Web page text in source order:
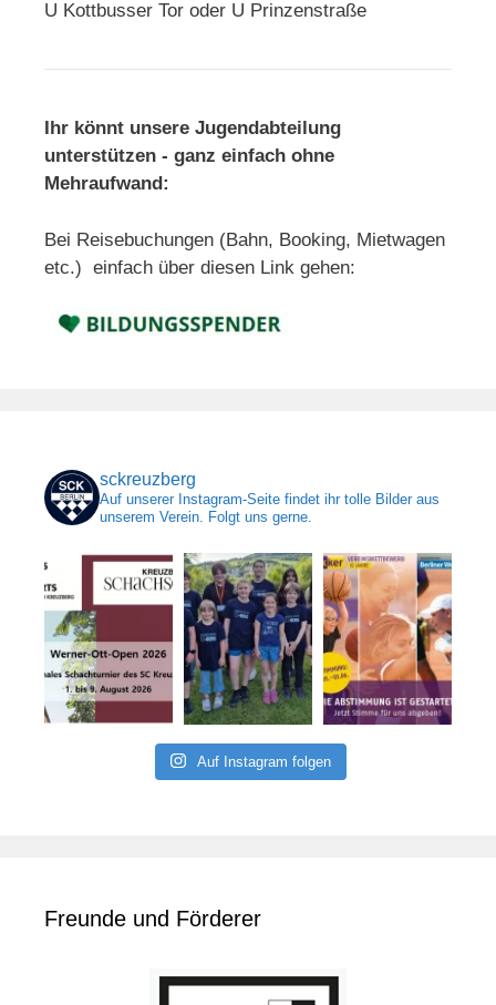
U Kottbusser Tor oder U Prinzenstraße
Ihr könnt unsere Jugendabteilung
unterstützen - ganz einfach ohne
Mehraufwand:
Bei Reisebuchungen (Bahn, Booking, Mietwagen
etc.) einfach über diesen Link gehen:
sckreuzberg
Auf unserer Instagram-Seite findet ihr tolle Bilder aus
unserem Verein. Folgt uns gerne.
Auf Instagram folgen
Freunde und Förderer